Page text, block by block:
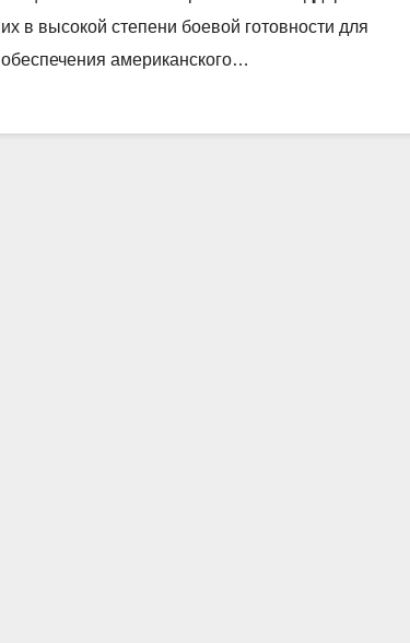
их в высокой степени боевой готовности для
обеспечения американского…